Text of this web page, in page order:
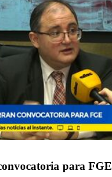
para FGE